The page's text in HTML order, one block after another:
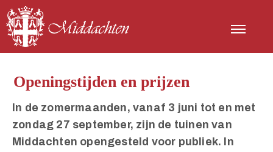
Openingstijden en prijzen
In de zomermaanden, vanaf 3 juni tot en met
zondag 27 september, zijn de tuinen van
Middachten opengesteld voor publiek. In